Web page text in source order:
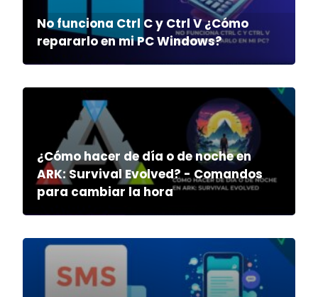
No funciona Ctrl C y Ctrl V ¿Cómo
repararlo en mi PC Windows?
¿Cómo hacer de día o de noche en
ARK: Survival Evolved? - Comandos
para cambiar la hora